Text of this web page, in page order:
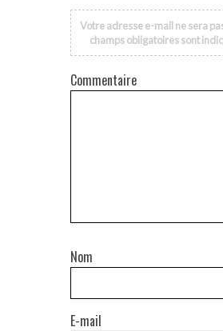
Votre adresse e-mail ne sera
champs obligatoires sont
E-